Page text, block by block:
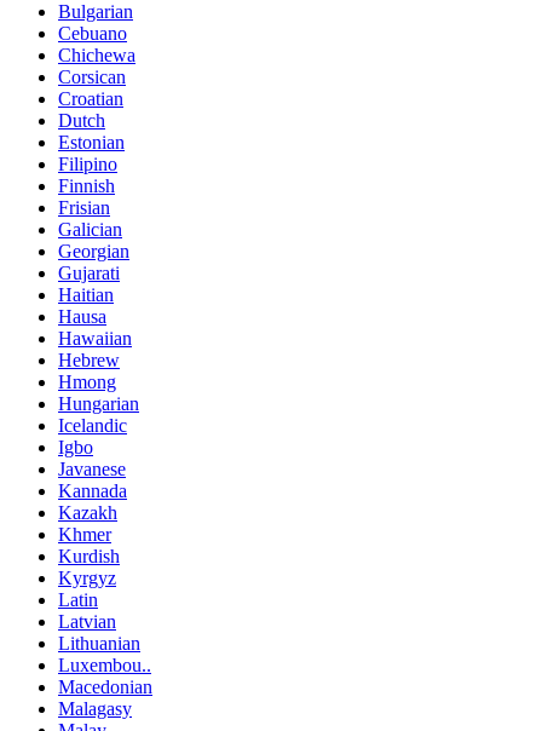
Bulgarian
Cebuano
Chichewa
Corsican
Croatian
Dutch
Estonian
Filipino
Finnish
Frisian
Galician
Georgian
Gujarati
Haitian
Hausa
Hawaiian
Hebrew
Hmong
Hungarian
Icelandic
Igbo
Javanese
Kannada
Kazakh
Khmer
Kurdish
Kyrgyz
Latin
Latvian
Lithuanian
Luxembou..
Macedonian
Malagasy